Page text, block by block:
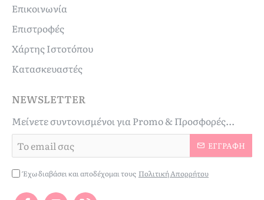
Επικοινωνία
Επιστροφές
Χάρτης Ιστοτόπου
Κατασκευαστές
NEWSLETTER
Μείνετε συντονισμένοι για Promo & Προσφορές...
email
σας
ΕΓΓΡΑΦΉ
Έχω διαβάσει και αποδέχομαι τους Πολιτική Απορρήτου